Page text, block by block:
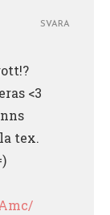
<3
tex.
SVARA